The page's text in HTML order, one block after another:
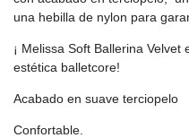
una hebilla de nylon para
¡ Melissa Soft Ballerina
estética balletcore!
Acabado en suave terciopelo
Confortable.